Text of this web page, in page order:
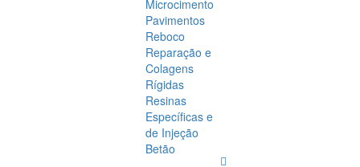
Microcimento
Pavimentos
Reboco
Reparação e
Colagens
Rígidas
Resinas
Específicas e
de Injeção
Betão